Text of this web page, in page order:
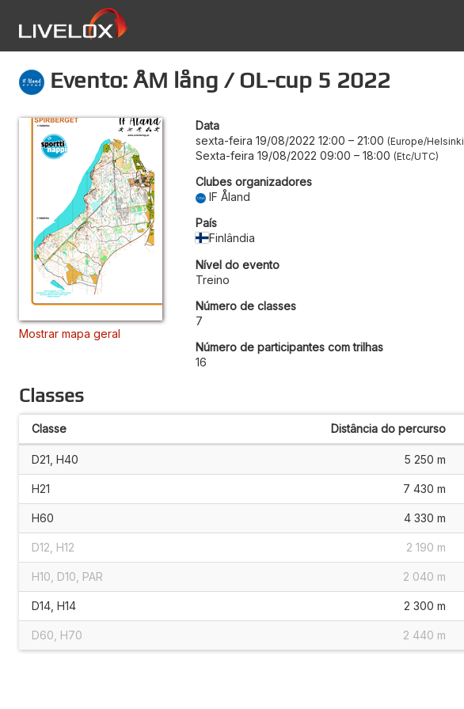
Evento: ÅM lång / OL-cup 5 2022
Mostrar mapa geral
Data
sexta-feira 19/08/2022 12:00 – 21:00 Europe/Helsinki
Sexta-feira 19/08/2022 09:00 – 18:00 Etc/UTC
Clubes organizadores
IF Åland
País
Finlândia
Nível do evento
Treino
Número de classes
7
Número de participantes com trilhas
16
Classes
Classe Distância do percurso
D21, H40 5 250 m
H21 7 430 m
H60 4 330 m
D12, H12 2 190 m
H10, D10, PAR 2 040 m
D14, H14 2 300 m
D60, H70 2 440 m